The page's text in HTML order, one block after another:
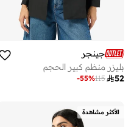
جينجر
بليزر منظم كبير الحجم
52
115
-55%
الأكثر مشاهدة